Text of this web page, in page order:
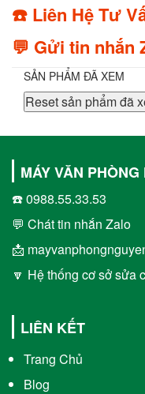
☎️ Liên Hệ Tư
💬 Gửi tin nhắn
SẢN PHẨM ĐÃ XEM
Reset sản phẩm đã
MÁY VĂN
☎️ 0988.55.33.53
💬 Chát tin nhắn Zalo
📩
🔽 Hệ thống cơ sở sửa
LIÊN KẾT
Trang Chủ
Blog